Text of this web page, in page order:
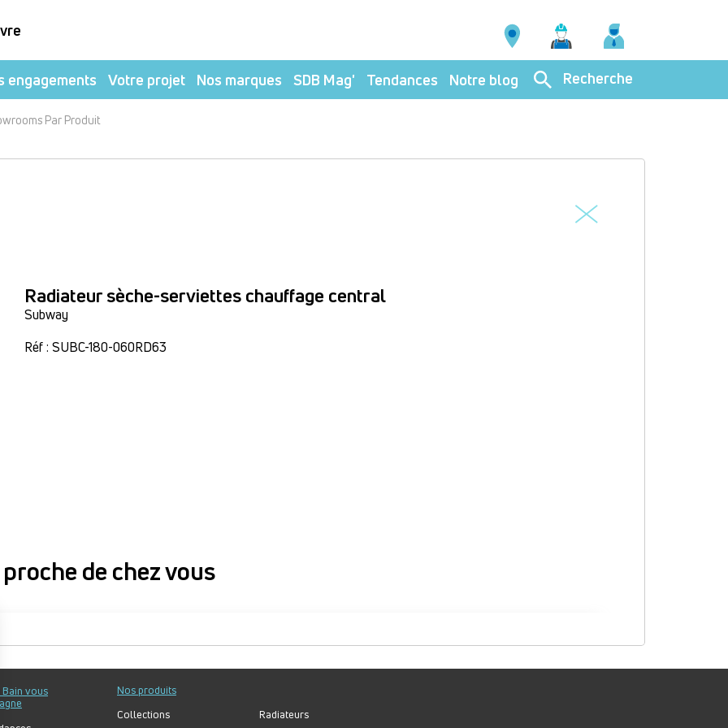
engagements Votre projet Nos marques SDB Mag' Tendances Notre blog Recherche
Par Produit
Radiateur sèche-serviettes chauffage central
Subway
Réf : SUBC-180-060RD63
de chez vous
de chez vous
Bain vous
Nos produits
Collections
Radiateurs